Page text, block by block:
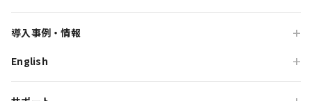
高付加価値観光
貸切・イベント会場利用
教育旅行
オーシャンテラス
青海波
HELLO KITTY SMILE
団体研修プログラム
団体貸切プログラム
団体食事プログラム
体験プログラム特集
チームビルディング特集
導入事例・情報
旅行会社向け事例
企業・団体向け事例
English